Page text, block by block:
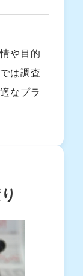
や目的
は調査
なプラ